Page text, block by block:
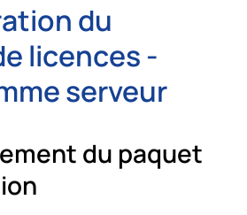
du
licences -
serveur
du paquet